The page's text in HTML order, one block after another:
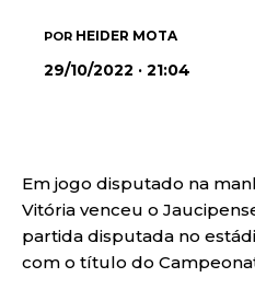
POR HEIDER MOTA
29/10/2022 · 21:04
Em jogo disputado na
Vitória venceu o
partida disputada no
com o título do